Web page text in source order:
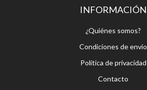
INFORMACIÓN
¿Quiénes somos?
Condiciones de envío
Política de privacidad
Contacto